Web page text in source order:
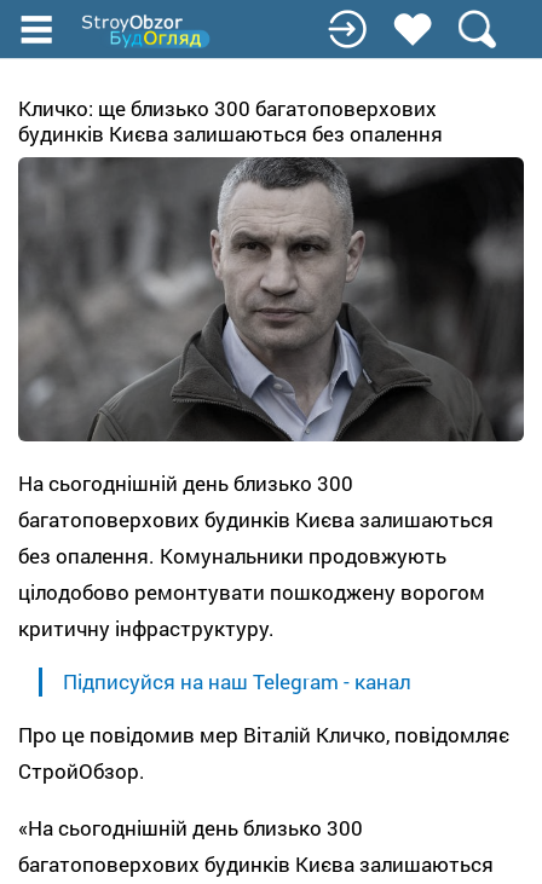
Перейти
до
вмісту
Кличко: ще близько 300 багатоповерхових
будинків Києва залишаються без опалення
На сьогоднішній день близько 300
багатоповерхових будинків Києва залишаються
без опалення. Комунальники продовжують
цілодобово ремонтувати пошкоджену ворогом
критичну інфраструктуру.
Підписуйся на наш Telegram - канал
Про це повідомив мер Віталій Кличко, повідомляє
СтройОбзор.
«На сьогоднішній день близько 300
багатоповерхових будинків Києва залишаються